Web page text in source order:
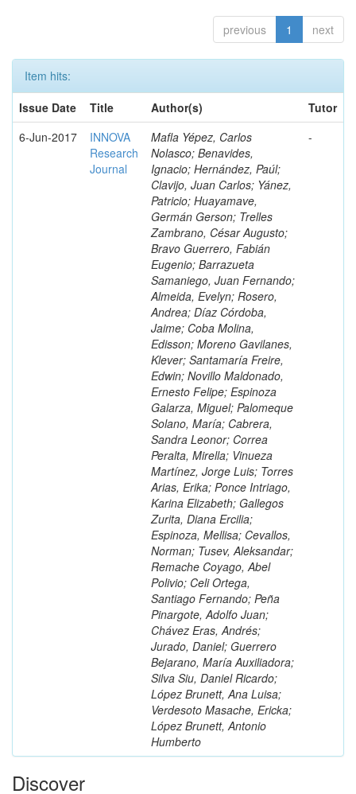
previous 1 next
Item hits:
Issue Date
Title Author(s)
Tutor
6-Jun-2017
INNOVA
Research
Journal
Mafla Yépez, Carlos
Nolasco; Benavides,
Ignacio; Hernández, Paúl;
Clavijo, Juan Carlos; Yánez,
Patricio; Huayamave,
Germán Gerson; Trelles
Zambrano, César Augusto;
Bravo Guerrero, Fabián
Eugenio; Barrazueta
Samaniego, Juan Fernando;
Almeida, Evelyn; Rosero,
Andrea; Díaz Córdoba,
Jaime; Coba Molina,
Edisson; Moreno Gavilanes,
Klever; Santamaría Freire,
Edwin; Novillo Maldonado,
Ernesto Felipe; Espinoza
Galarza, Miguel; Palomeque
Solano, María; Cabrera,
Sandra Leonor; Correa
Peralta, Mirella; Vinueza
Martínez, Jorge Luis; Torres
Arias, Erika; Ponce Intriago,
Karina Elizabeth; Gallegos
Zurita, Diana Ercilia;
Espinoza, Mellisa; Cevallos,
Norman; Tusev, Aleksandar;
Remache Coyago, Abel
Polivio; Celi Ortega,
Santiago Fernando; Peña
Pinargote, Adolfo Juan;
Chávez Eras, Andrés;
Jurado, Daniel; Guerrero
Bejarano, María Auxiliadora;
Silva Siu, Daniel Ricardo;
López Brunett, Ana Luisa;
Verdesoto Masache, Ericka;
López Brunett, Antonio
Humberto
-
Discover